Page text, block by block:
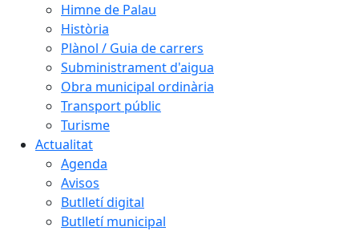
Himne de Palau
Història
Plànol / Guia de carrers
Subministrament d'aigua
Obra municipal ordinària
Transport públic
Turisme
Actualitat
Agenda
Avisos
Butlletí digital
Butlletí municipal